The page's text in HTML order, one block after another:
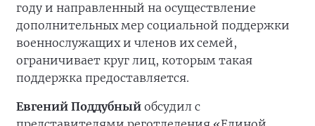
году и направленный на осуществление
дополнительных мер социальной поддержки
военнослужащих и членов их семей,
ограничивает круг лиц, которым такая
поддержка предоставляется.
Евгений Поддубный обсудил с